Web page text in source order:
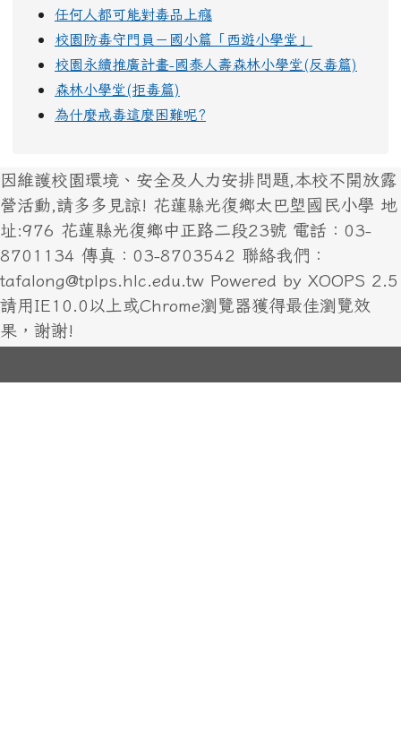
任何人都可能對毒品上癮
校園防毒守門員－國小篇「西遊小學堂」
校園永續推廣計畫-國泰人壽森林小學堂(反毒篇)
森林小學堂(拒毒篇)
為什麼戒毒這麼困難呢?
因維護校園環境、安全及人力安排問題,本校不開放露
營活動,請多多見諒! 花蓮縣光復鄉太巴塱國民小學 地
址:976 花蓮縣光復鄉中正路二段23號 電話：03-
8701134 傳真：03-8703542 聯絡我們：
tafalong@tplps.hlc.edu.tw Powered by XOOPS 2.5
請用IE10.0以上或Chrome瀏覽器獲得最佳瀏覽效
果，謝謝!